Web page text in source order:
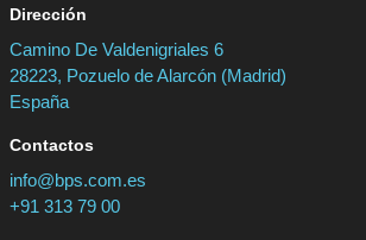
Dirección
Camino De Valdenigriales 6
28223, Pozuelo de Alarcón (Madrid)
España
Contactos
info@bps.com.es
+91 313 79 00